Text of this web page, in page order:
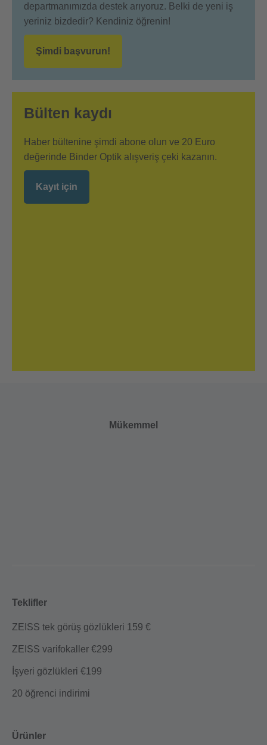
departmanımızda destek arıyoruz. Belki de yeni iş
yeriniz bizdedir? Kendiniz öğrenin!
Şimdi başvurun!
Bülten kaydı
Haber bültenine şimdi abone olun ve 20 Euro
değerinde Binder Optik alışveriş çeki kazanın.
Kayıt için
Mükemmel
Teklifler
ZEISS tek görüş gözlükleri 159 €
ZEISS varifokaller €299
İşyeri gözlükleri €199
20 öğrenci indirimi
Ürünler